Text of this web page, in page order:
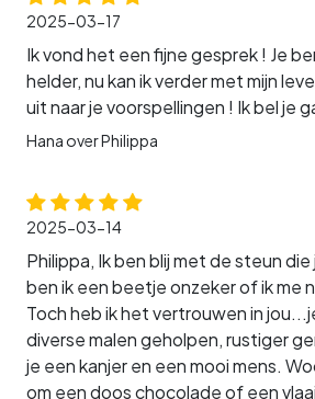
2025-03-17
Ik vond het een fijne gesprek ! Je
helder, nu kan ik verder met mijn
uit naar je voorspellingen ! Ik bel je
Hana over Philippa
2025-03-14
Philippa, Ik ben blij met de steun
ben ik een beetje onzeker of ik me
Toch heb ik het vertrouwen in
diverse malen geholpen, rustiger
je een kanjer en een mooi mens.
om een doos chocolade of een